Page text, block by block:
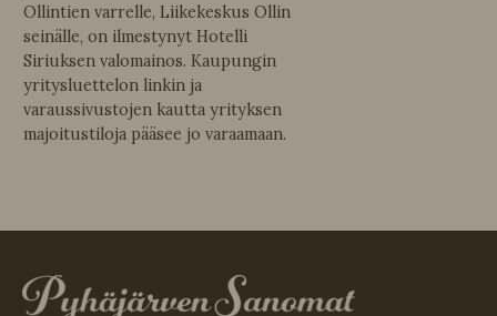
Ollintien varrelle, Liikekeskus Ollin
seinälle, on ilmestynyt Hotelli
Siriuksen valomainos. Kaupungin
yritysluettelon linkin ja
varaussivustojen kautta yrityksen
majoitustiloja pääsee jo varaamaan.